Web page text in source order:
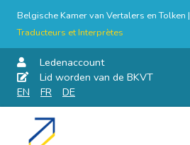
Belgische Kamer van Vertalers en Tolken |
Traducteurs et Interprètes
Ledenaccount
Lid worden van de BKVT
EN
FR DE